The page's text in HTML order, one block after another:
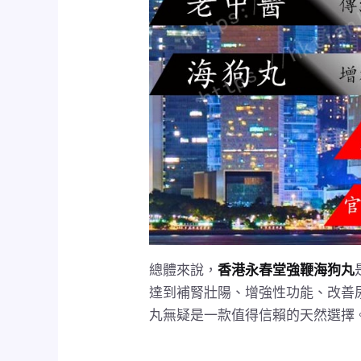
總體來說，香港永春堂強鞭海狗丸
達到補腎壯陽、增強性功能、改
丸無疑是一款值得信賴的天然選擇